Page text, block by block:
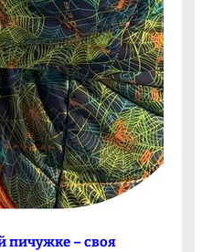
пичужке – своя